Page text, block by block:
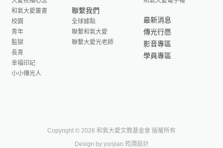
和氣大愛叢書
校園
青年
監獄
長青
幸福印記
小小傳光人
聯繫我們
全球據點
聯繫和氣大愛
聯繫大愛光老師
最新消息
傳光行愿
影音專區
學員專區
Copyright © 2026 和氣大愛文教基金會 版權所有
Design by yunjian 筠澗設計